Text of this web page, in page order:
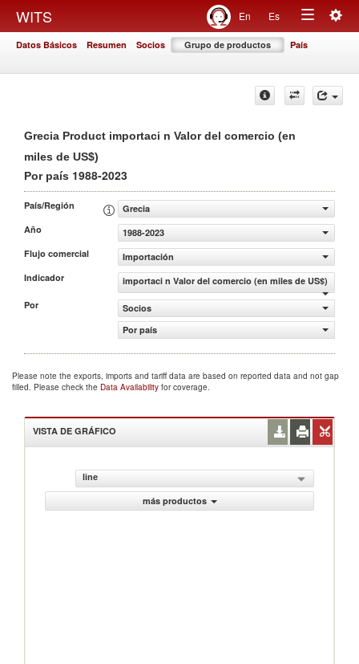
WITS En Es
Toggle
Datos Básicos Resumen Socios Grupo de productos País
Grecia Product importaci n Valor del comercio (en
miles de US$)
Por país 1988-2023
País/Región
Grecia
Año
1988-2023
Flujo comercial
Importación
Indicador
importaci n Valor del comercio (en miles de US$)
Por
Socios
Por país
Please note the exports, imports and tariff data are based on reported data and not gap
filled. Please check the Data Availability for coverage.
VISTA DE GRÁFICO
line
más productos